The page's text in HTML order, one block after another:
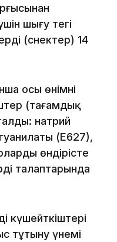
шығу тегі
(снектер) 14
осы өнімнің
(тағамдық
натрий
(Е627),
өндірісте
талаптарында
күшейткіштері
тұтыну үнемі